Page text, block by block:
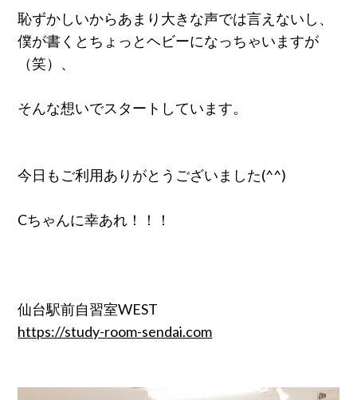
恥ずかしいからあまり大きな声では言えないし、
僕が書くとちょっとヘビーになっちゃいますが
（笑）、
そんな想いでスタートしています。
今日もご利用ありがとうございました(^^)
Cちゃんに幸あれ！！！
仙台駅前自習室WEST
https://study-room-sendai.com